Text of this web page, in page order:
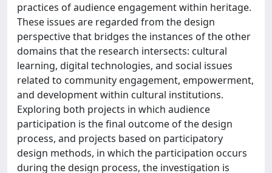
practices of audience engagement within heritage.
These issues are regarded from the design
perspective that bridges the instances of the other
domains that the research intersects: cultural
learning, digital technologies, and social issues
related to community engagement, empowerment,
and development within cultural institutions.
Exploring both projects in which audience
participation is the final outcome of the design
process, and projects based on participatory
design methods, in which the participation occurs
during the design process, the investigation is